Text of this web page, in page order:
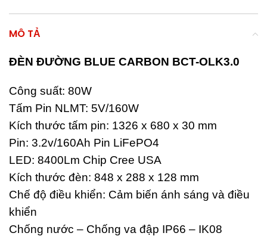
MÔ TẢ
ĐÈN ĐƯỜNG BLUE CARBON BCT-OLK3.0
Công suất: 80W
Tấm Pin NLMT: 5V/160W
Kích thước tấm pin: 1326 x 680 x 30 mm
Pin: 3.2v/160Ah Pin LiFePO4
LED: 8400Lm Chip Cree USA
Kích thước đèn: 848 x 288 x 128 mm
Chế độ điều khiển: Cảm biến ánh sáng và điều
khiển
Chống nước – Chống va đập IP66 – IK08